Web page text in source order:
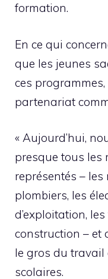
formation.
En ce qui
que les jeunes
ces
partenariat
« Aujourd’hui,
presque tous les
représentés –
plombiers, les
d’exploitation,
construction – et
le gros du travail
scolaires.